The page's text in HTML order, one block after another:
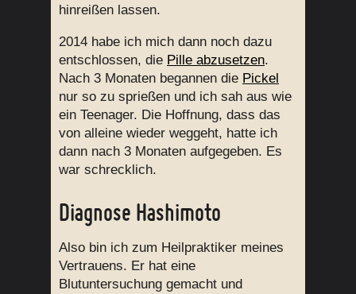
hinreißen lassen.
2014 habe ich mich dann noch dazu
entschlossen, die Pille abzusetzen.
Nach 3 Monaten begannen die Pickel
nur so zu sprießen und ich sah aus wie
ein Teenager. Die Hoffnung, dass das
von alleine wieder weggeht, hatte ich
dann nach 3 Monaten aufgegeben. Es
war schrecklich.
Diagnose Hashimoto
Also bin ich zum Heilpraktiker meines
Vertrauens. Er hat eine
Blutuntersuchung gemacht und